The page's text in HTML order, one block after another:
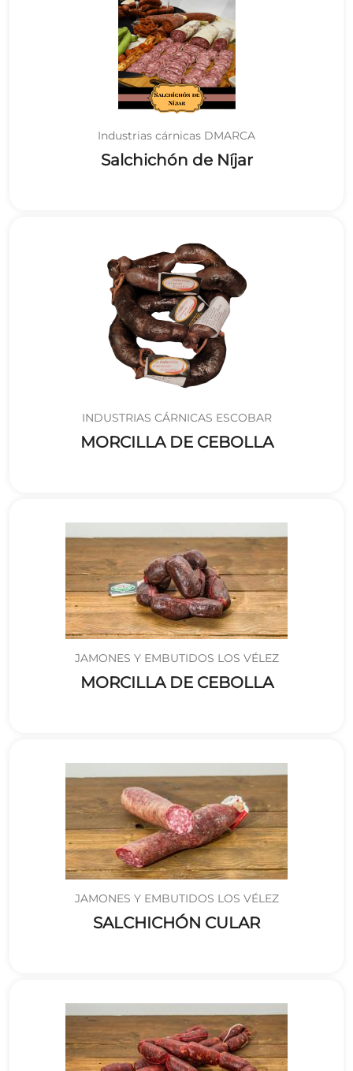
Industrias cárnicas DMARCA
Salchichón de Níjar
INDUSTRIAS CÁRNICAS ESCOBAR
MORCILLA DE CEBOLLA
JAMONES Y EMBUTIDOS LOS VÉLEZ
MORCILLA DE CEBOLLA
JAMONES Y EMBUTIDOS LOS VÉLEZ
SALCHICHÓN CULAR